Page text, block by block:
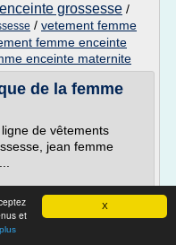
X
et
grossesse /
/ vetement femme
femme enceinte
enceinte maternite
de la femme
de vêtements
jean femme